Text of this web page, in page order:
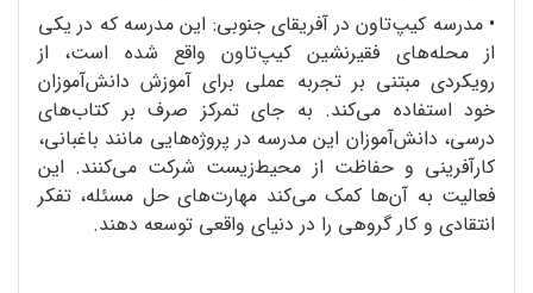
• مدرسه کیپ‌تاون در آفریقای جنوبی: این مدرسه که در یکی
از محله‌های فقیرنشین کیپ‌تاون واقع شده است، از
رویکردی مبتنی بر تجربه عملی برای آموزش دانش‌آموزان
خود استفاده می‌کند. به جای تمرکز صرف بر کتاب‌های
درسی، دانش‌آموزان این مدرسه در پروژه‌هایی مانند باغبانی،
کارآفرینی و حفاظت از محیط‌زیست شرکت می‌کنند. این
فعالیت به آن‌ها کمک می‌کند مهارت‌های حل مسئله، تفکر
انتقادی و کار گروهی را در دنیای واقعی توسعه دهند.